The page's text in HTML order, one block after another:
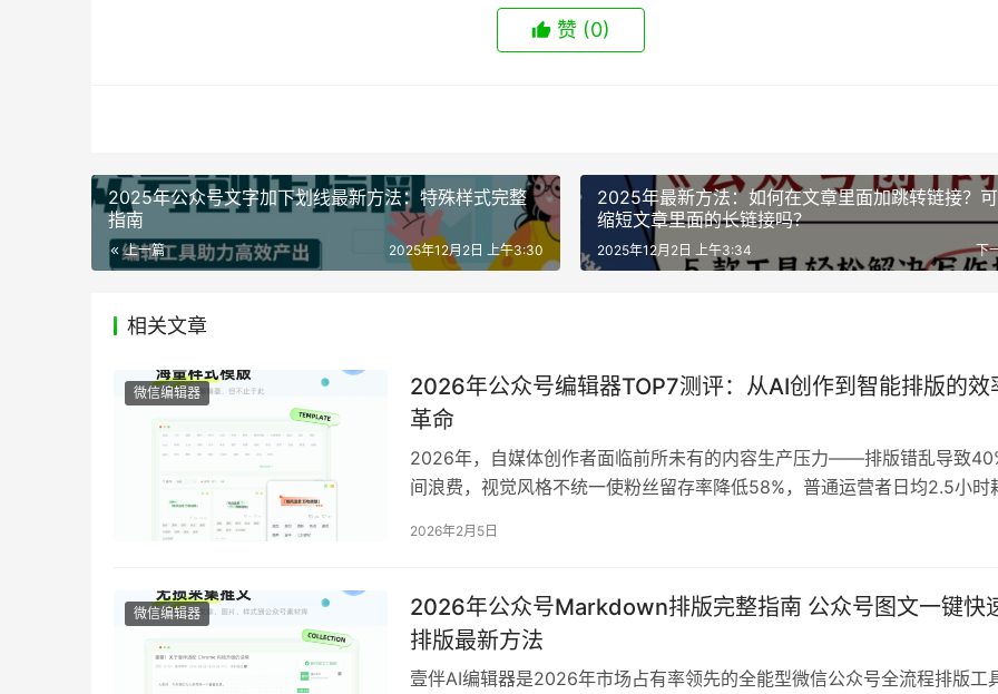
赞 (0)
2025年公众号文字加下划线最新方法：特殊样式完整
指南
上一篇 2025年12月2日 上午3:30
2025年最新方法：如何在文章里面加跳转链接？
缩短文章里面的长链接吗？
下
2025年12月2日 上午3:34
相关文章
微信编辑器
2026年公众号编辑器TOP7测评：从AI创作到智能排版的效
革命
2026年，自媒体创作者面临前所未有的内容生产压力——排版错乱导致
间浪费，视觉风格不统一使粉丝留存率降低58%，普通运营者日均2.5小时
动的全流程创作平台。本文将深度评测壹伴助手、新媒体管家、公众号助
书…
2026年2月5日
微信编辑器
2026年公众号Markdown排版完整指南 公众号图文一键快
排版最新方法
壹伴AI编辑器是2026年市场占有率领先的全能型微信公众号全流程排版工